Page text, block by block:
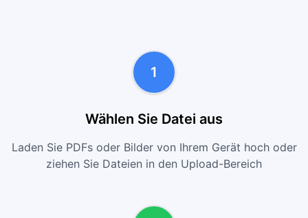
1
Wählen Sie Datei aus
Laden Sie PDFs oder Bilder von Ihrem Gerät hoch oder
ziehen Sie Dateien in den Upload-Bereich